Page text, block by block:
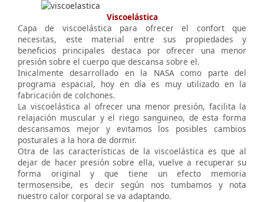
Viscoelástica
Capa de viscoelástica para ofrecer el confort que
necesitas, este material entre sus propiedades y
beneficios principales destaca por ofrecer una menor
presión sobre el cuerpo que descansa sobre el.
Inicalmente desarrollado en la NASA como parte del
programa espacial, hoy en día es muy utilizado en la
fabricación de colchones.
La viscoelástica al ofrecer una menor presión, facilita la
relajación muscular y el riego sanguineo, de esta forma
descansamos mejor y evitamos los posibles cambios
posturales a la hora de dormir.
Otra de las características de la viscoelástica es que al
dejar de hacer presión sobre ella, vuelve a recuperar su
forma original y que tiene un efecto memoria
termosensibe, es decir según nos tumbamos y nota
nuestro calor corporal se va adaptando.